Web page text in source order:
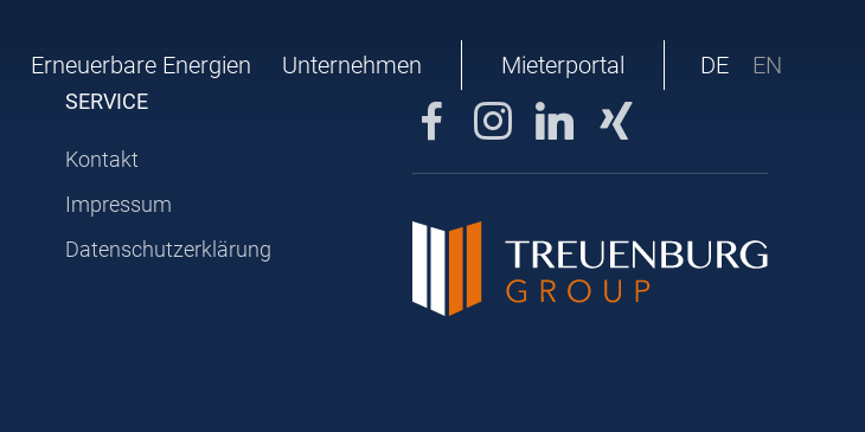
Erneuerbare Energien Unternehmen Mieterportal DE EN
SERVICE
Kontakt
Impressum
Datenschutzerklärung